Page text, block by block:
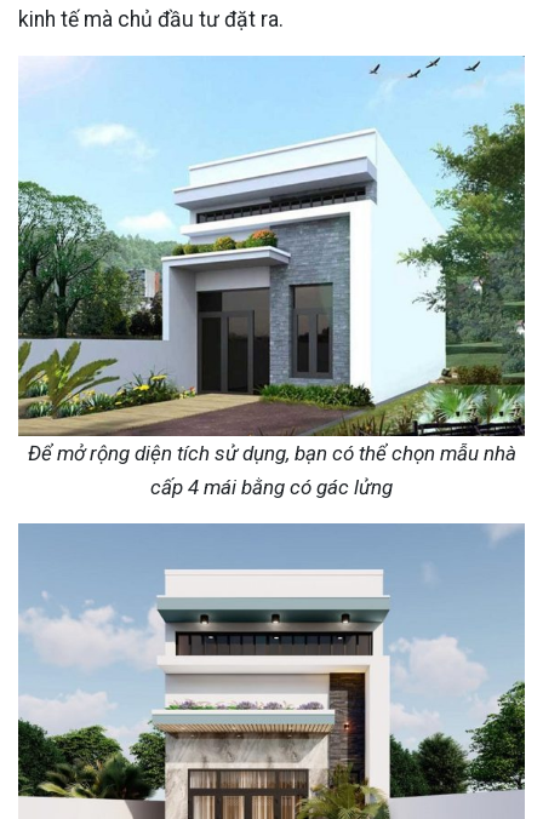
kinh tế mà chủ đầu tư đặt ra.
Để mở rộng diện tích sử dụng, bạn có thể chọn mẫu nhà
cấp 4 mái bằng có gác lửng